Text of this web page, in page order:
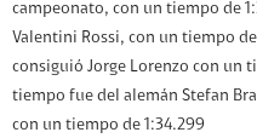
campeonato, con un tiempo de
Valentini Rossi, con un tiempo
consiguió Jorge Lorenzo con un
tiempo fue del alemán Stefan
con un tiempo de 1:34.299